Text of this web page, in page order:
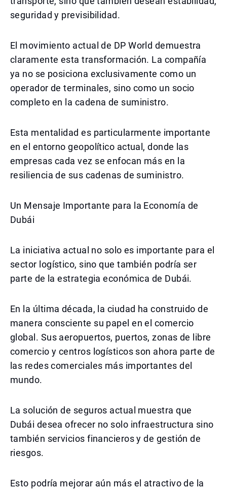
seguridad y previsibilidad.
El movimiento actual de DP World demuestra
claramente esta transformación. La compañía
ya no se posiciona exclusivamente como un
operador de terminales, sino como un socio
completo en la cadena de suministro.
Esta mentalidad es particularmente importante
en el entorno geopolítico actual, donde las
empresas cada vez se enfocan más en la
resiliencia de sus cadenas de suministro.
Un Mensaje Importante para la Economía de
Dubái
La iniciativa actual no solo es importante para el
sector logístico, sino que también podría ser
parte de la estrategia económica de Dubái.
En la última década, la ciudad ha construido de
manera consciente su papel en el comercio
global. Sus aeropuertos, puertos, zonas de libre
comercio y centros logísticos son ahora parte de
las redes comerciales más importantes del
mundo.
La solución de seguros actual muestra que
Dubái desea ofrecer no solo infraestructura sino
también servicios financieros y de gestión de
riesgos.
Esto podría mejorar aún más el atractivo de la